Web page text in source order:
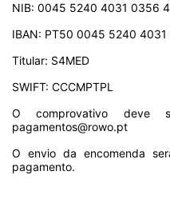
NIB: 0045 5240 4031 0356
IBAN: PT50 0045 5240
Titular: S4MED
SWIFT: CCCMPTPL
O comprovativo deve
pagamentos@rowo.pt
O envio da encomenda
pagamento.